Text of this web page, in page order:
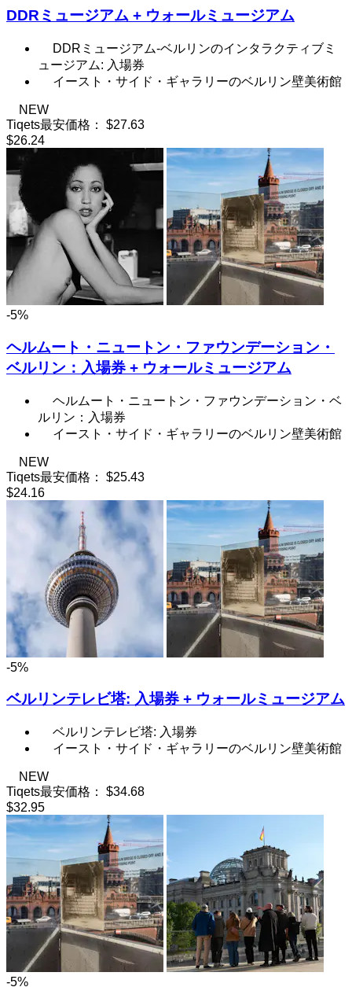
DDRミュージアム + ウォールミュージアム
DDRミュージアム-ベルリンのインタラクティブミ
ュージアム: 入場券
イースト・サイド・ギャラリーのベルリン壁美術館
NEW
Tiqets最安価格：
$27.63
$26.24
-5%
ヘルムート・ニュートン・ファウンデーション・
ベルリン：入場券 + ウォールミュージアム
ヘルムート・ニュートン・ファウンデーション・ベ
ルリン：入場券
イースト・サイド・ギャラリーのベルリン壁美術館
NEW
Tiqets最安価格：
$25.43
$24.16
-5%
ベルリンテレビ塔: 入場券 + ウォールミュージアム
ベルリンテレビ塔: 入場券
イースト・サイド・ギャラリーのベルリン壁美術館
NEW
Tiqets最安価格：
$34.68
$32.95
-5%